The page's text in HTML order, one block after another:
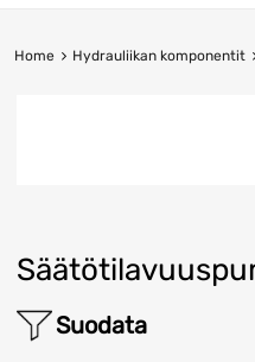
Home Hydrauliikan komponentit
Suodata